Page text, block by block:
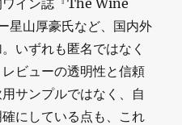
星山厚豪氏など、国内外
いずれも匿名ではなく
ビューの透明性と信頼
サンプルではなく、自
にしている点も、これ